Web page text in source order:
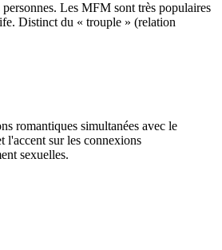
Les MFM sont très populaires
Distinct du « trouple » (relation
romantiques simultanées avec le
l'accent sur les connexions
sexuelles.